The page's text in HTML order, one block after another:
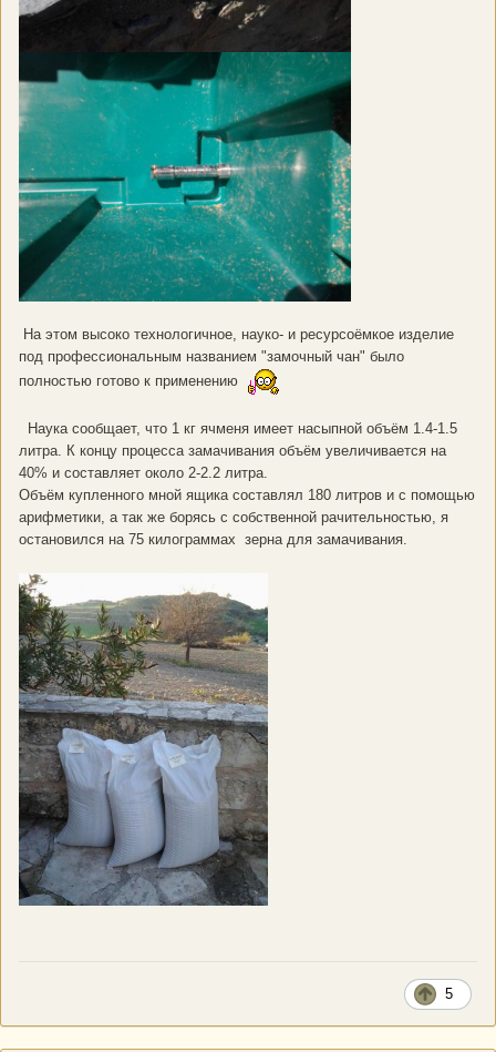
На этом высоко технологичное, науко- и ресурсоёмкое изделие
под профессиональным названием "замочный чан" было
полностью готово к применению
Наука сообщает, что 1 кг ячменя имеет насыпной объём 1.4-1.5
литра. К концу процесса замачивания объём увеличивается на
40% и составляет около 2-2.2 литра.
Объём купленного мной ящика составлял 180 литров и с помощью
арифметики, а так же борясь с собственной рачительностью, я
остановился на 75 килограммах зерна для замачивания.
5